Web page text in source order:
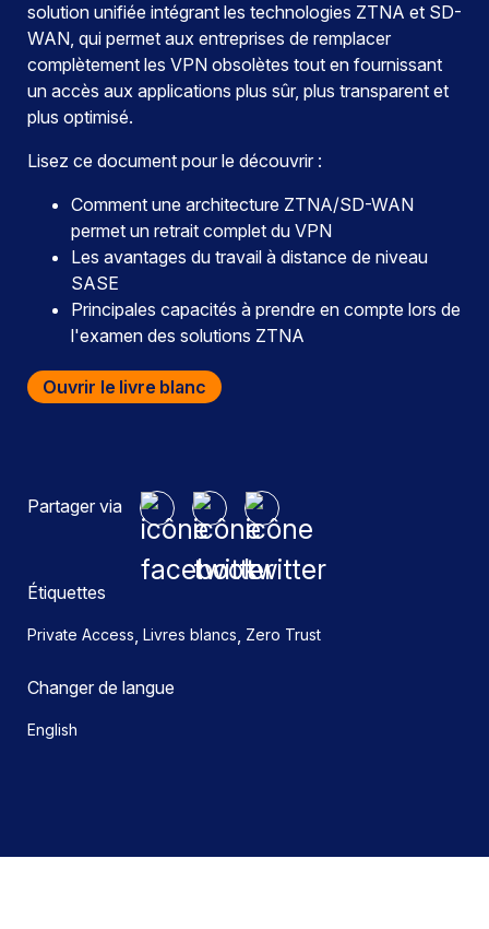
solution unifiée intégrant les technologies ZTNA et SD-
WAN, qui permet aux entreprises de remplacer
complètement les VPN obsolètes tout en fournissant
un accès aux applications plus sûr, plus transparent et
plus optimisé.
Lisez ce document pour le découvrir :
Comment une architecture ZTNA/SD-WAN
permet un retrait complet du VPN
Les avantages du travail à distance de niveau
SASE
Principales capacités à prendre en compte lors de
l'examen des solutions ZTNA
Ouvrir le livre blanc
Partager via
Étiquettes
Private Access, Livres blancs, Zero Trust
Changer de langue
English